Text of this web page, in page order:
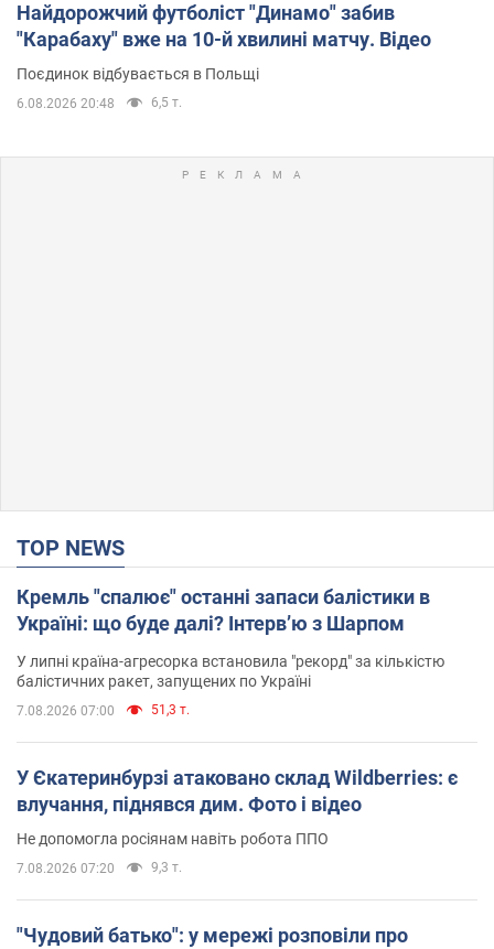
Найдорожчий футболіст "Динамо" забив
"Карабаху" вже на 10-й хвилині матчу. Відео
Поєдинок відбувається в Польщі
6.08.2026 20:48 6,5 т.
TOP NEWS
Кремль "спалює" останні запаси балістики в
Україні: що буде далі? Інтерв’ю з Шарпом
У липні країна-агресорка встановила "рекорд" за кількістю
балістичних ракет, запущених по Україні
7.08.2026 07:00 51,3 т.
У Єкатеринбурзі атаковано склад Wildberries: є
влучання, піднявся дим. Фото і відео
Не допомогла росіянам навіть робота ППО
7.08.2026 07:20 9,3 т.
"Чудовий батько": у мережі розповіли про